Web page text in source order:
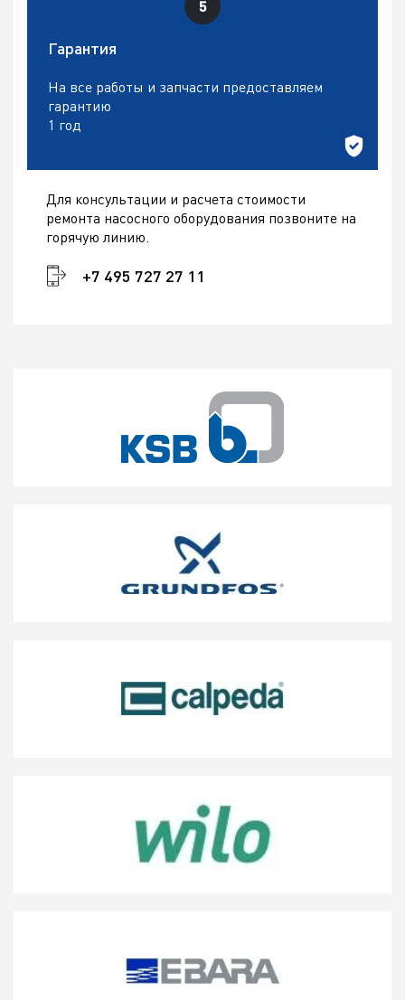
Гарантия
На все работы и запчасти предоставляем
гарантию
1 год
Для консультации и расчета стоимости
ремонта насосного оборудования позвоните на
горячую линию.
+7 495 727 27 11